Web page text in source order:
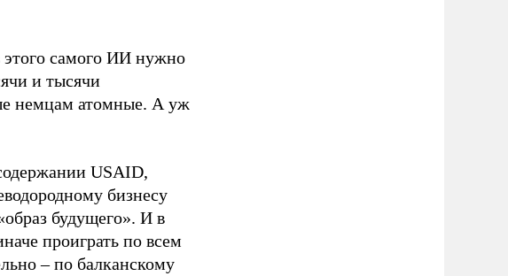
этого самого ИИ нужно
и тысячи
немцам атомные. А уж
USAID,
бизнесу
будущего». И в
проиграть по всем
– по балканскому